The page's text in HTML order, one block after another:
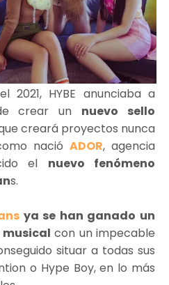
2021, HYBE anunciaba a
crear un nuevo sello
creará proyectos nunca
nació ADOR, agencia
el nuevo fenómeno
s.
ya se han ganado un
con un impecable
situar a todas sus
o Hype Boy, en lo más